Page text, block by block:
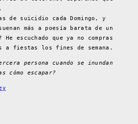
de suicidio cada Domingo, y
más a poesía barata de un
He escuchado que ya no compras
fiestas los fines de semana.
persona cuando se inundan
escapar?